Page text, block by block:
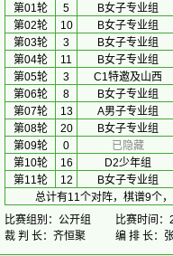
第01轮
5 B女子专业组
第02轮
10 B女子专业组
第03轮
3 B女子专业组
第04轮
11 B女子专业组
第05轮
3 C1特邀及山西
第06轮
8 B女子专业组
第07轮
13 A男子专业组
第08轮
20 B女子专业组
第09轮
0 已隐藏
第10轮
16 D2少年组
第11轮
12 B女子专业组
总计有11个对阵，棋谱9个
比赛组别：公开组
比赛时间
裁 判 长：齐恒聚
编 排 长：